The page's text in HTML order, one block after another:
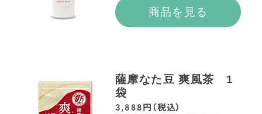
商品を見る
薩摩なた豆 爽風茶 1
袋
3,888円（税込）